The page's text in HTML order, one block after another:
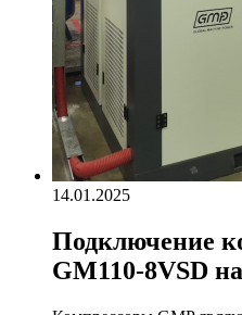
14.01.2025
Подключение
GM110-8VSD